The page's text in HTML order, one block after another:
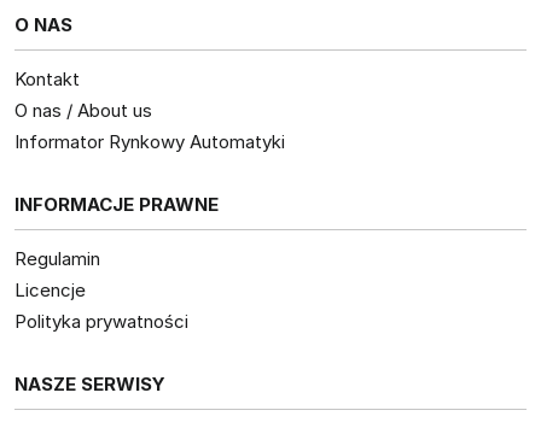
O NAS
Kontakt
O nas / About us
Informator Rynkowy Automatyki
INFORMACJE PRAWNE
Regulamin
Licencje
Polityka prywatności
NASZE SERWISY